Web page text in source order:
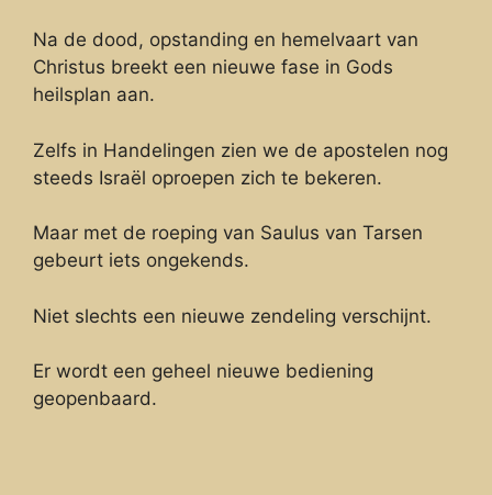
Na de dood, opstanding en hemelvaart van
Christus breekt een nieuwe fase in Gods
heilsplan aan.
Zelfs in Handelingen zien we de apostelen nog
steeds Israël oproepen zich te bekeren.
Maar met de roeping van Saulus van Tarsen
gebeurt iets ongekends.
Niet slechts een nieuwe zendeling verschijnt.
Er wordt een geheel nieuwe bediening
geopenbaard.